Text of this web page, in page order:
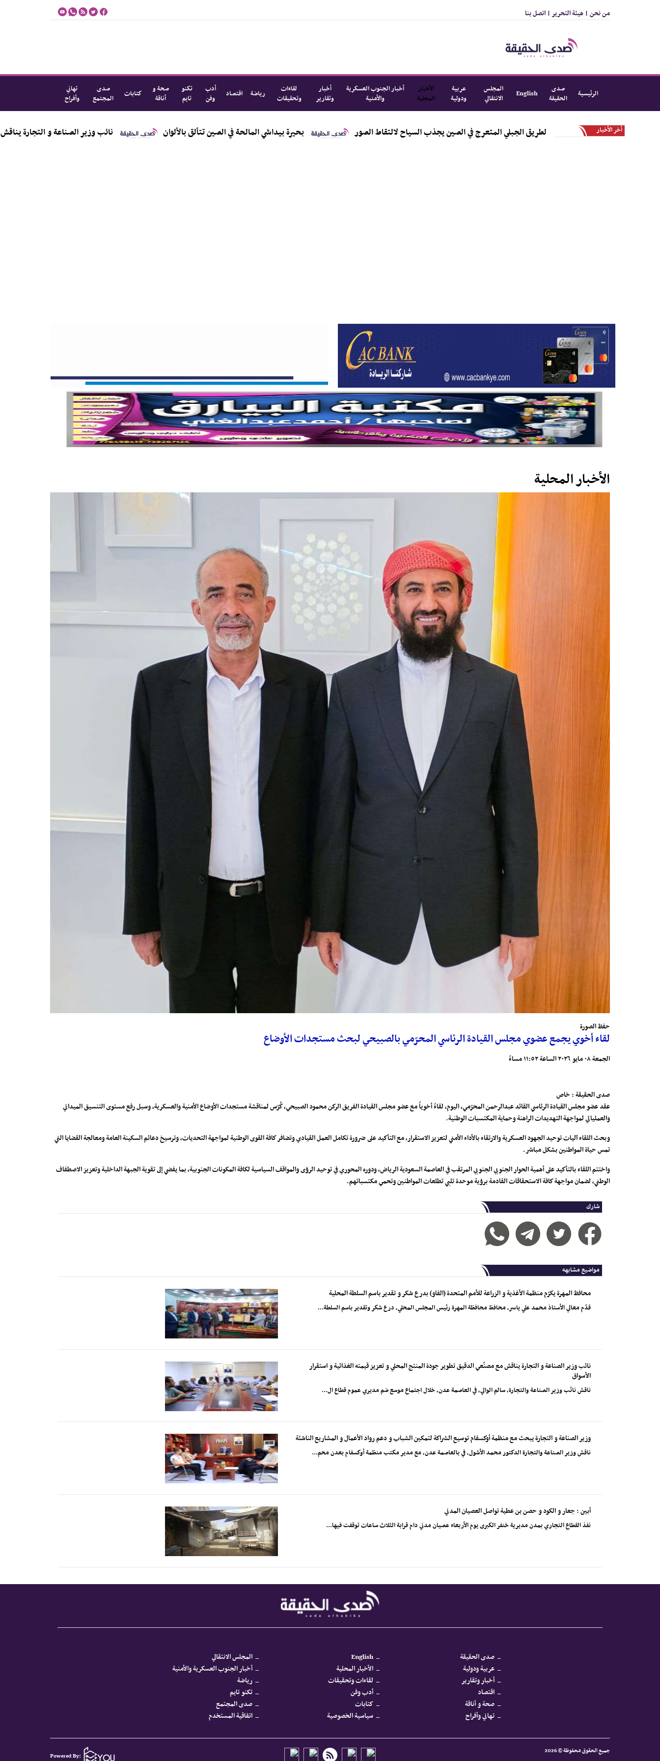
من نحن | هيئة التحرير | اتصل بنا
الرئيسية
صدى
الحقيقة
English
المجلس
الانتقالي
عربية
ودولية
الأخبار
المحلية
أخبار الجنوب العسكرية
والأمنية
أخبار
وتقارير
لقاءات
وتحقيقات
رياضة اقتصاد
أدب
وفن
تكنو
تايم
صحة و
أناقة
كتابات
صدى
المجتمع
تهاني
وأفراح
أخر الأخبار الطريق الجبلي المتعرج في الصين يجذب السياح لالتقاط الصور بحيرة بيداشي المالحة في الصين تتألق بالألوان نائب وزير الصناعة و التجارة يناقش مع مصنّعي
الأخبار المحلية
حفظ الصورة
لقاء أخوي يجمع عضوي مجلس القيادة الرئاسي المحرّمي بالصبيحي لبحث مستجدات الأوضاع
الجمعة ٠٨ مايو ٢٠٢٦ الساعة ١١:٥٢ مساءً
صدى الحقيقة : خاص
عقد عضو مجلس القيادة الرئاسي القائد عبدالرحمن المحرّمي، اليوم، لقاءً أخوياً مع عضو مجلس القيادة الفريق الركن محمود الصبيحي، كُرّس لمناقشة مستجدات الأوضاع الأمنية والعسكرية، وسبل رفع مستوى التنسيق الميداني
والعملياتي لمواجهة التهديدات الراهنة وحماية المكتسبات الوطنية.
​وبحث اللقاء آليات توحيد الجهود العسكرية والارتقاء بالأداء الأمني لتعزيز الاستقرار، مع التأكيد على ضرورة تكامل العمل القيادي وتضافر كافة القوى الوطنية لمواجهة التحديات، وترسيخ دعائم السكينة العامة ومعالجة القضايا التي
تمس حياة المواطنين بشكل مباشر.
واختتم اللقاء بالتأكيد على أهمية الحوار الجنوبي الجنوبي المرتقب في العاصمة السعودية الرياض، ودوره المحوري في توحيد الرؤى والمواقف السياسية لكافة المكونات الجنوبية، بما يفضي إلى تقوية الجبهة الداخلية وتعزيز الاصطفاف
الوطني، لضمان مواجهة كافة الاستحقاقات القادمة برؤية موحدة تلبي تطلعات المواطنين وتحمي مكتسباتهم.
شارك
مواضيع مشابهه
محافظ المهرة يكرّم منظمة الأغذية و الزراعة للأمم المتحدة (الفاو) بدرع شكر و تقدير باسم السلطة المحلية
قدّم معالي الأستاذ محمد علي ياسر، محافظ محافظة المهرة رئيس المجلس المحلي، درع شكر وتقدير باسم السلطة...
نائب وزير الصناعة و التجارة يناقش مع مصنّعي الدقيق تطوير جودة المنتج المحلي و تعزيز قيمته الغذائية و استقرار
الأسواق
ناقش نائب وزير الصناعة والتجارة، سالم الوالي، في العاصمة عدن، خلال اجتماع موسع ضم مديري عموم قطاع ال...
وزير الصناعة و التجارة يبحث مع منظمة أوكسفام توسيع الشراكة لتمكين الشباب و دعم رواد الأعمال و المشاريع الناشئة
ناقش وزير الصناعة والتجارة الدكتور محمد الأشول، في بالعاصمة عدن، مع مدير مكتب منظمة أوكسفام بعدن محم...
أبين : جعار و الكود و حصن بن عطية تواصل العصيان المدني
نفذ القطاع التجاري بمدن مديرية خنفر الكبرى يوم الأربعاء عصيان مدني دام قرابة الثلاث ساعات توقفت فيها...
صدى الحقيقة English
المجلس الانتقالي
عربية ودولية
الأخبار المحلية
أخبار الجنوب العسكرية والأمنية
أخبار وتقارير
لقاءات وتحقيقات
رياضة
اقتصاد
أدب وفن
تكنو تايم
صحة و أناقة
كتابات
صدى المجتمع
تهاني وأفراح
سياسية الخصوصية اتفاقية المستخدم
جميع الحقوق محفوظة © 2026
Powered By: